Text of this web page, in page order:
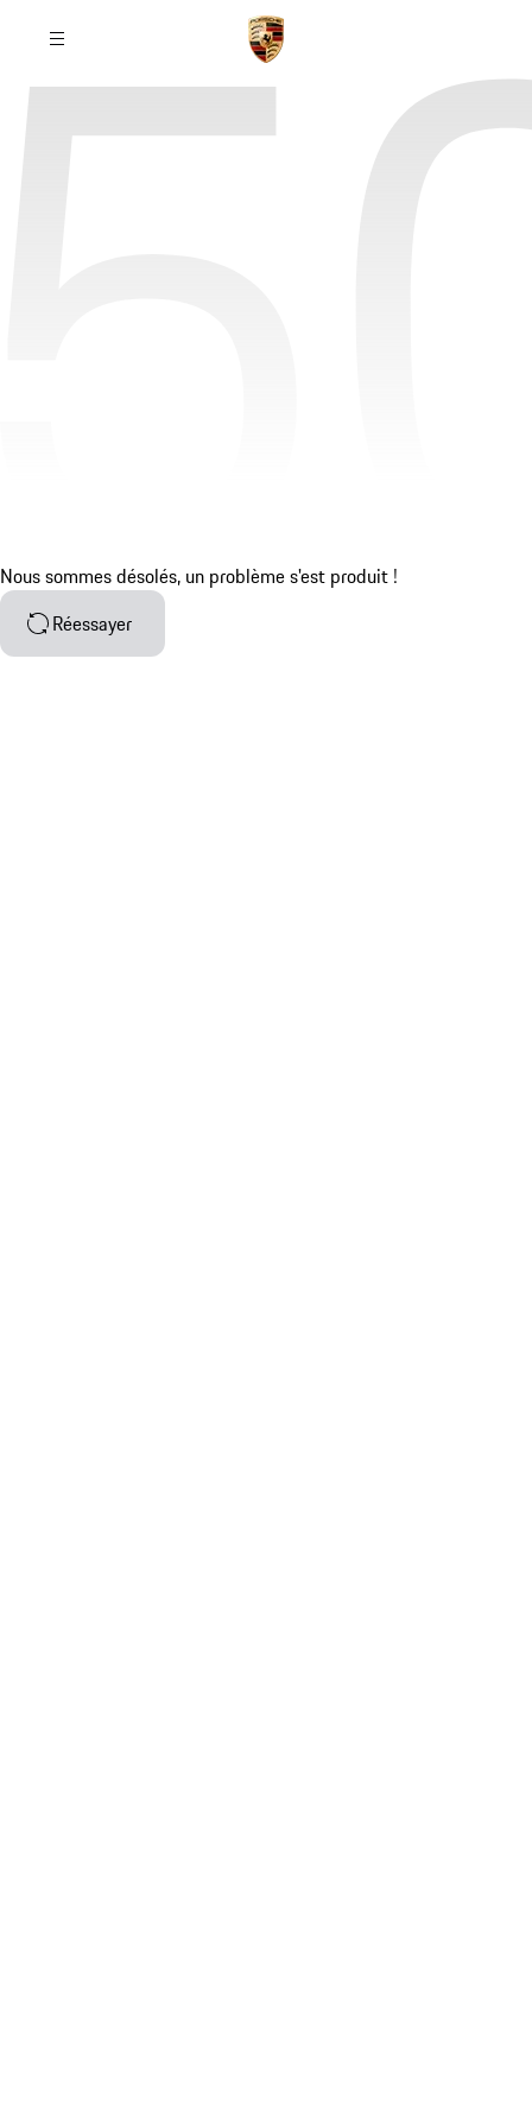
Nous sommes désolés, un problème s'est produit !
Réessayer